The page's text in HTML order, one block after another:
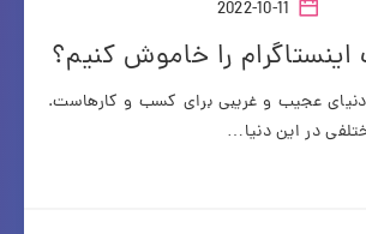
را خاموش کنیم؟
دنیای عجیب و غریبی برای کسب و کارهاست.
در این دنیا…